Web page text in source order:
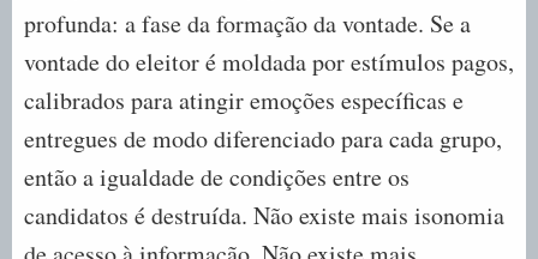
profunda: a fase da formação da vontade. Se a
vontade do eleitor é moldada por estímulos pagos,
calibrados para atingir emoções específicas e
entregues de modo diferenciado para cada grupo,
então a igualdade de condições entre os
candidatos é destruída. Não existe mais isonomia